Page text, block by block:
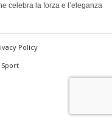
celebra la forza e l’eleganza
Policy
Sport